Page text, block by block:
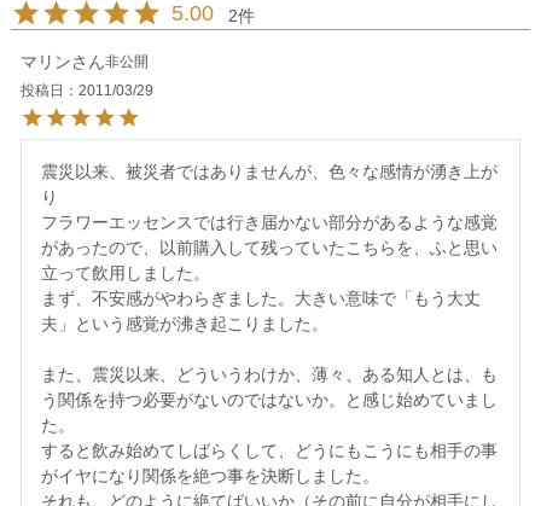
5.00 2
マリン
非公開
投稿日
2011/03/29
震災以来、被災者ではありませんが、色々な感情が湧き上が
り
フラワーエッセンスでは行き届かない部分があるような感覚
があったので、以前購入して残っていたこちらを、ふと思い
立って飲用しました。
まず、不安感がやわらぎました。大きい意味で「もう大丈
夫」という感覚が沸き起こりました。
また、震災以来、どういうわけか、薄々、ある知人とは、も
う関係を持つ必要がないのではないか。と感じ始めていまし
た。
すると飲み始めてしばらくして、どうにもこうにも相手の事
がイヤになり関係を絶つ事を決断しました。
それも、どのように絶てばいいか（その前に自分が相手にし